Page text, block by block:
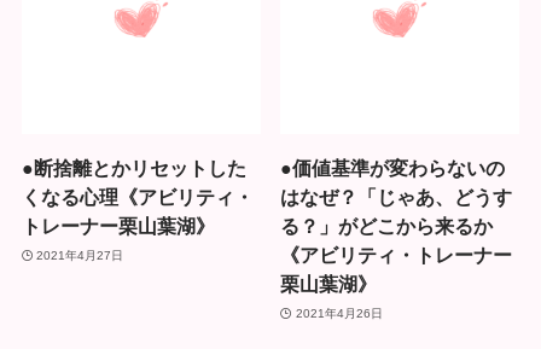
●断捨離とかリセットした
くなる心理《アビリティ・
トレーナー栗山葉湖》
2021年4月27日
●価値基準が変わらないの
はなぜ？「じゃあ、どうす
る？」がどこから来るか
《アビリティ・トレーナー
栗山葉湖》
2021年4月26日